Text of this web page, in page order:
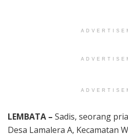
LEMBATA – Sadis, seorang
Desa Lamalera A, Kecamatan